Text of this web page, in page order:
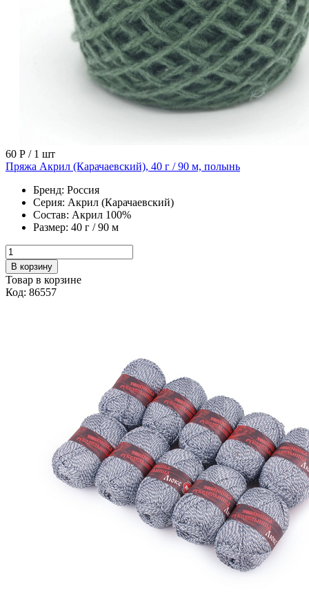
60 Р / 1 шт
Пряжа Акрил (Карачаевский), 40 г / 90 м, полынь
Бренд: Россия
Серия: Акрил (Карачаевский)
Состав: Акрил 100%
Размер: 40 г / 90 м
В корзину
Товар в корзине
Код: 86557